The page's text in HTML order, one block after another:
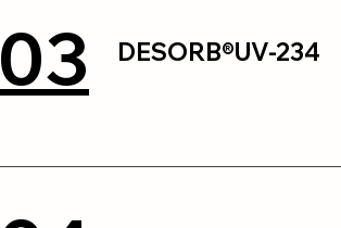
03 DESORB®UV-234